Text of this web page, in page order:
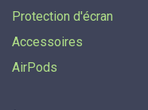
Protection d'écran
Accessoires
AirPods